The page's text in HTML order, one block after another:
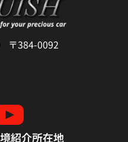
〒384-0092
紹介所在地